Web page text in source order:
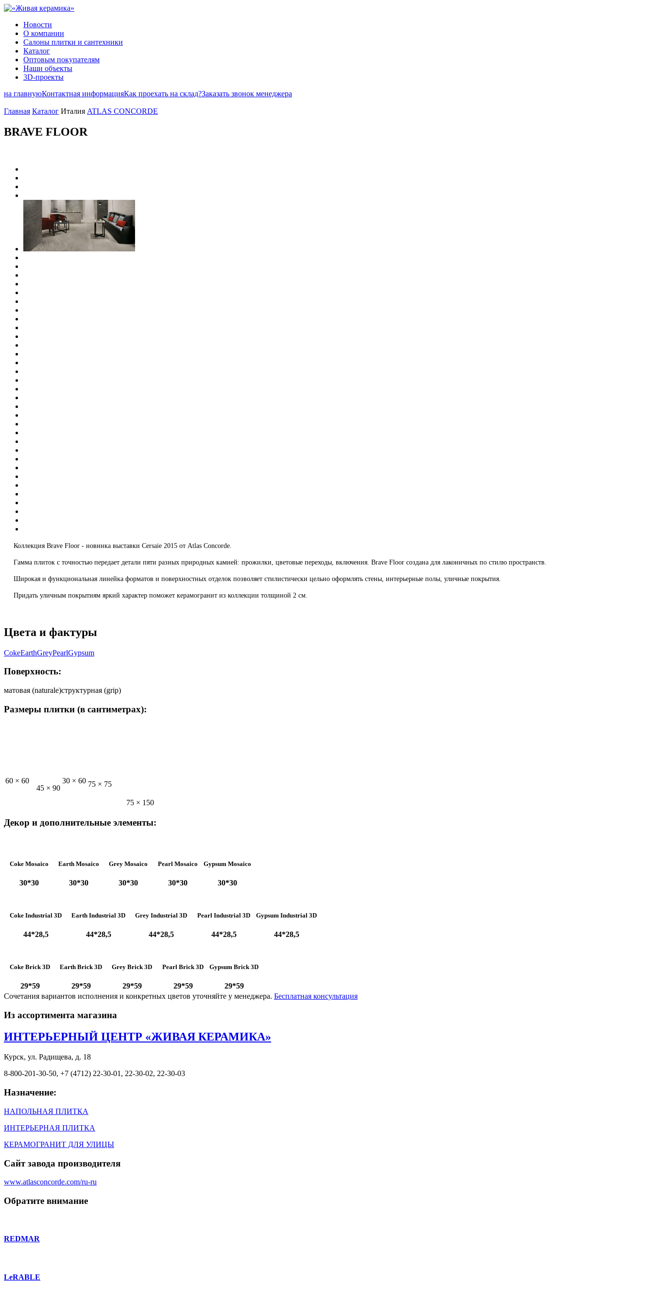
Новости
О компании
Салоны плитки и сантехники
Каталог
Оптовым покупателям
Наши объекты
3D-проекты
на главнуюКонтактная информацияКак проехать на склад?Заказать звонок менеджера
Главная Каталог Италия ATLAS CONCORDE
BRAVE FLOOR
Коллекция Brave Floor - новинка выставки Cersaie 2015 от Atlas Concorde.
Гамма плиток с точностью передает детали пяти разных природных камней: прожилки, цветовые переходы, включения. Brave Floor создана для лаконичных по стилю пространств.
Широкая и функциональная линейка форматов и поверхностных отделок позволяет стилистически цельно оформлять стены, интерьерные полы, уличные покрытия.
Придать уличным покрытиям яркий характер поможет керамогранит из коллекции толщиной 2 см.
Цвета и фактуры
CokeEarthGreyPearlGypsum
Поверхность:
матовая (naturale)структурная (grip)
Размеры плитки (в сантиметрах):
60 × 60
45 × 90
30 × 60 75 × 75
75 × 150
Декор и дополнительные элементы:
Coke Mosaico
30*30
Earth Mosaico
30*30
Grey Mosaico
30*30
Pearl Mosaico
30*30
Gypsum Mosaico
30*30
Coke Industrial 3D
44*28,5
Earth Industrial 3D
44*28,5
Grey Industrial 3D
44*28,5
Pearl Industrial 3D
44*28,5
Gypsum Industrial 3D
44*28,5
Coke Brick 3D
29*59
Earth Brick 3D
29*59
Grey Brick 3D
29*59
Pearl Brick 3D
29*59
Gypsum Brick 3D
29*59
Сочетания вариантов исполнения и конкретных цветов уточняйте у менеджера. Бесплатная консультация
Из ассортимента магазина
ИНТЕРЬЕРНЫЙ ЦЕНТР «ЖИВАЯ КЕРАМИКА»
Курск, ул. Радищева, д. 18
8-800-201-30-50, +7 (4712) 22-30-01, 22-30-02, 22-30-03
Назначение:
НАПОЛЬНАЯ ПЛИТКА
ИНТЕРЬЕРНАЯ ПЛИТКА
КЕРАМОГРАНИТ ДЛЯ УЛИЦЫ
Сайт завода производителя
www.atlasconcorde.com/ru-ru
Обратите внимание
REDMAR
LeRABLE